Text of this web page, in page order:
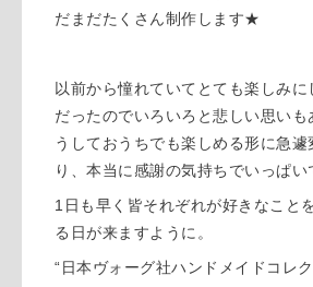
だまだたくさん制作します★
以前から憧れていてとても楽しみに
だったのでいろいろと悲しい思いも
うしておうちでも楽しめる形に急遽
り、本当に感謝の気持ちでいっぱい
1日も早く皆それぞれが好きなこと
る日が来ますように。
“日本ヴォーグ社ハンドメイドコレ